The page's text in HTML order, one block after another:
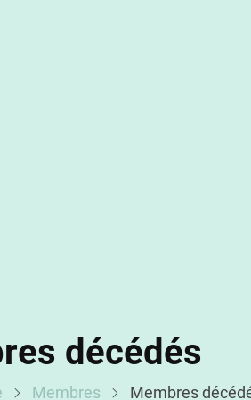
décédés
Membres Membres